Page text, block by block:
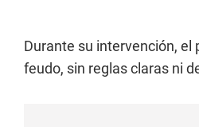
Durante su intervención, el
feudo, sin reglas claras ni